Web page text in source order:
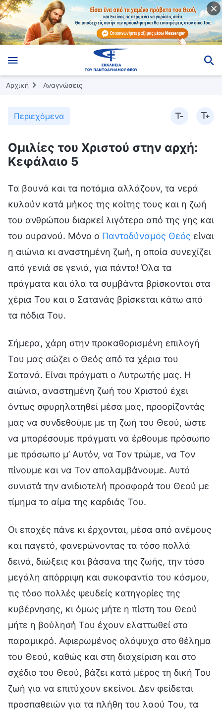
Αρχική Αναγνώσεις
Περιεχόμενα
Ομιλίες του Χριστού στην αρχή:
Κεφάλαιο 5
Τα βουνά και τα ποτάμια αλλάζουν, τα νερά
κυλούν κατά μήκος της κοίτης τους και η ζωή
του ανθρώπου διαρκεί λιγότερο από της γης και
του ουρανού. Μόνο ο Παντοδύναμος Θεός είναι
η αιώνια κι αναστημένη ζωή, η οποία συνεχίζει
από γενιά σε γενιά, για πάντα! Όλα τα
πράγματα και όλα τα συμβάντα βρίσκονται στα
χέρια Του και ο Σατανάς βρίσκεται κάτω από
τα πόδια Του.
Σήμερα, χάρη στην προκαθορισμένη επιλογή
Του μας σώζει ο Θεός από τα χέρια του
Σατανά. Είναι πράγματι ο Λυτρωτής μας. Η
αιώνια, αναστημένη ζωή του Χριστού έχει
όντως σφυρηλατηθεί μέσα μας, προορίζοντάς
μας να συνδεθούμε με τη ζωή του Θεού, ώστε
να μπορέσουμε πράγματι να έρθουμε πρόσωπο
με πρόσωπο μ’ Αυτόν, να Τον τρώμε, να Τον
πίνουμε και να Τον απολαμβάνουμε. Αυτό
συνιστά την ανιδιοτελή προσφορά του Θεού με
τίμημα το αίμα της καρδιάς Του.
Οι εποχές πάνε κι έρχονται, μέσα από ανέμους
και παγετό, φανερώνοντας τα τόσο πολλά
δεινά, διώξεις και βάσανα της ζωής, την τόσο
μεγάλη απόρριψη και συκοφαντία του κόσμου,
τις τόσο πολλές ψευδείς κατηγορίες της
κυβέρνησης, κι όμως μήτε η πίστη του Θεού
μήτε η βούλησή Του έχουν ελαττωθεί στο
παραμικρό. Αφιερωμένος ολόψυχα στο θέλημα
του Θεού, καθώς και στη διαχείριση και στο
σχέδιο του Θεού, βάζει κατά μέρος τη δική Του
ζωή για να επιτύχουν εκείνοι. Δεν φείδεται
προσπαθειών για τα πλήθη του λαού Του, τα